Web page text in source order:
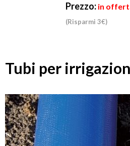
Prezzo: in
(Risparmi 3€)
Tubi per